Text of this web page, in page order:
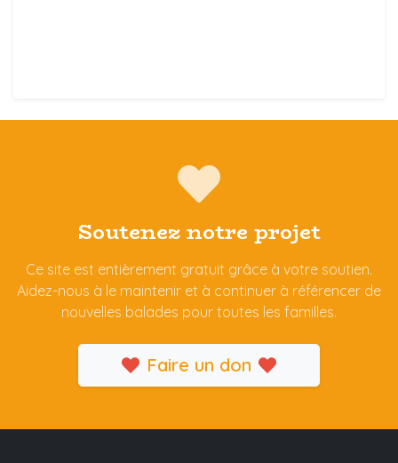
Soutenez notre projet
Ce site est entièrement gratuit grâce à votre soutien.
Aidez-nous à le maintenir et à continuer à référencer de
nouvelles balades pour toutes les familles.
Faire un don